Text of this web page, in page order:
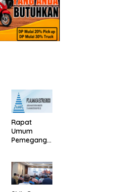
Rapat
Umum
Pemegang
Alakasa
Industrindo
Tbk 2026